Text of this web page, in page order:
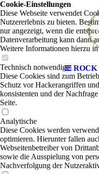
ROCK
Cookie-Einstellungen
Diese Webseite verwendet
Nutzererlebnis zu bieten.
nur angezeigt, wenn die
Datenverarbeitung kann dann
Weitere Informationen hierzu
Technisch notwendige
Diese Cookies sind zum
Schutz vor Hackerangriffen
konsistenten und der
Seite.
Analytische
Diese Cookies werden
optimieren. Hierunter fallen
Webseitenbetreiber von
sowie die Ausspielung von
Nachverfolgung der